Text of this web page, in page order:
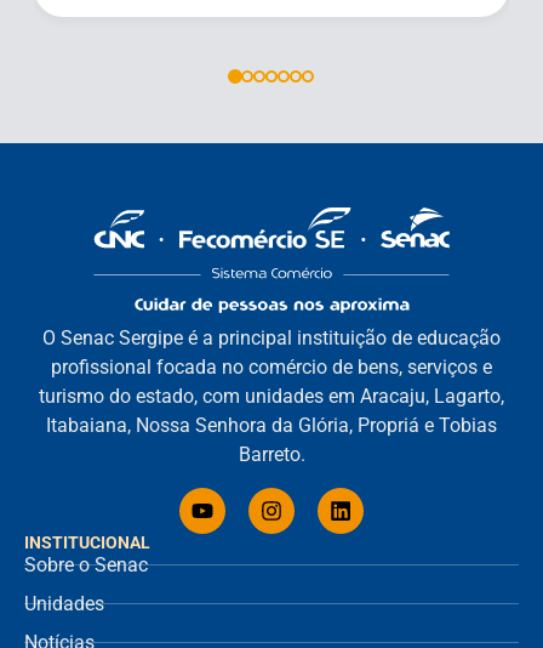
INSTITUCIONAL
Sobre o Senac
Unidades
Notícias
O Senac Sergipe é a principal instituição de educação
profissional focada no comércio de bens, serviços e
turismo do estado, com unidades em Aracaju, Lagarto,
Itabaiana, Nossa Senhora da Glória, Propriá e Tobias
Barreto.